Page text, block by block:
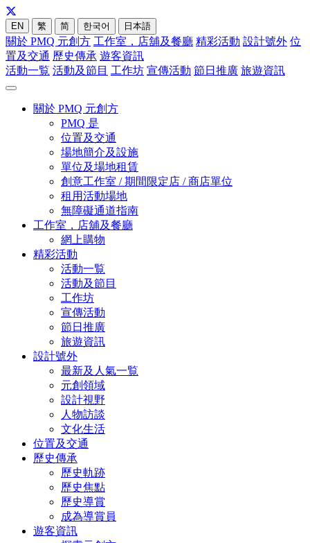
EN 繁 简 한국어 日本語
關於 PMQ 元創方 工作室，店舖及餐廳 精彩活動 設計號外 位
置及交通 歷史傳承 遊客資訊
活動一覧 活動及節目 工作坊 宣傳活動 節日推廣 旅遊資訊
關於 PMQ 元創方
PMQ 是
位置及交通
場地簡介及設施
單位及場地租賃
創意工作室 / 期間限定店 / 商店單位
租用活動場地
無障礙通道指南
工作室，店舖及餐廳
網上購物
精彩活動
活動一覧
活動及節目
工作坊
宣傳活動
節日推廣
旅遊資訊
設計號外
最新及人氣一覧
元創領域
設計視野
人物訪談
文化生活
位置及交通
歷史傳承
歷史軌跡
歷史焦點
歷史導賞
成為導賞員
遊客資訊